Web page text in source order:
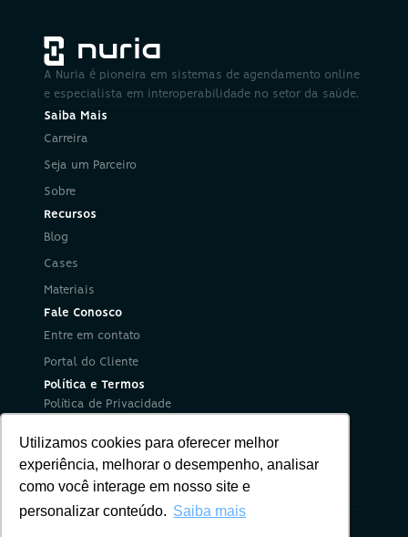
Utilizamos cookies para oferecer melhor
experiência, melhorar o desempenho, analisar
como você interage em nosso site e
personalizar conteúdo. Saiba mais
A Nuria é pioneira em sistemas de agendamento online
e especialista em interoperabilidade no setor da saúde.
Saiba Mais
Carreira
Seja um Parceiro
Sobre
Recursos
Blog
Cases
Materiais
Fale Conosco
Entre em contato
Portal do Cliente
Política e Termos
Política de Privacidade
Termos de Uso
Redes Sociais
Nuria © 2012-2025. Todos direitos reservados.